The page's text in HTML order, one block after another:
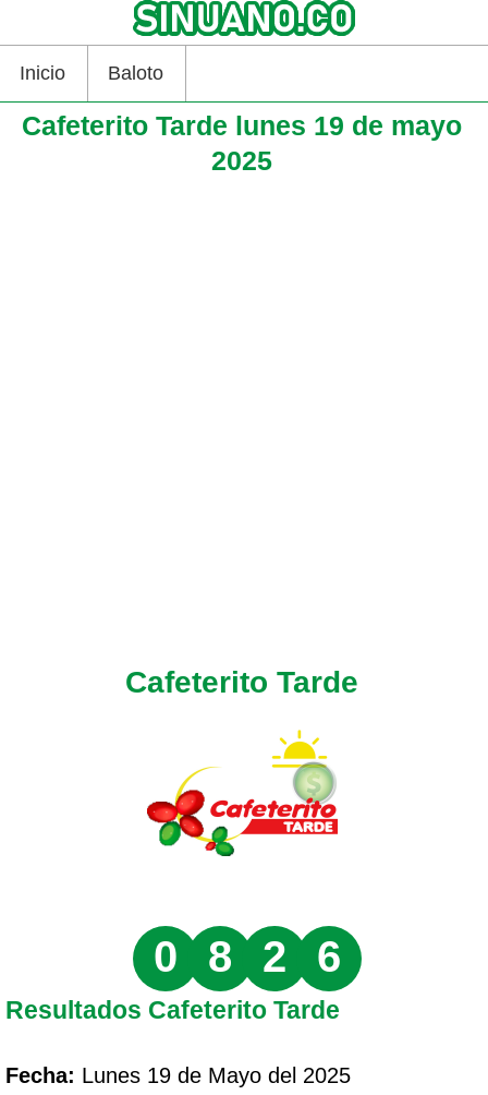
Inicio Baloto
Cafeterito Tarde lunes 19 de mayo
2025
Cafeterito Tarde
0 8 2 6
Resultados Cafeterito Tarde
Fecha: Lunes 19 de Mayo del 2025